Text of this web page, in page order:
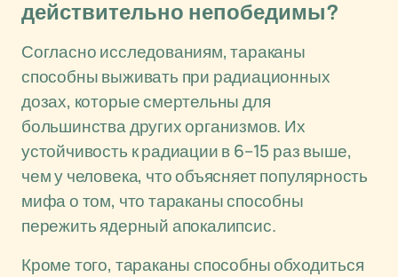
действительно непобедимы?
Согласно исследованиям, тараканы
способны выживать при радиационных
дозах, которые смертельны для
большинства других организмов. Их
устойчивость к радиации в 6–15 раз выше,
чем у человека, что объясняет популярность
мифа о том, что тараканы способны
пережить ядерный апокалипсис.
Кроме того, тараканы способны обходиться